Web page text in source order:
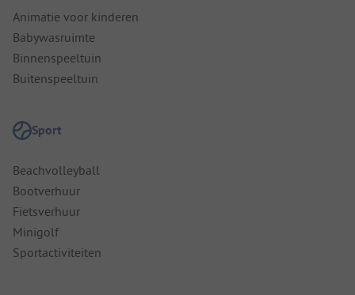
Animatie voor kinderen
Babywasruimte
Binnenspeeltuin
Buitenspeeltuin
Sport
Beachvolleyball
Bootverhuur
Fietsverhuur
Minigolf
Sportactiviteiten